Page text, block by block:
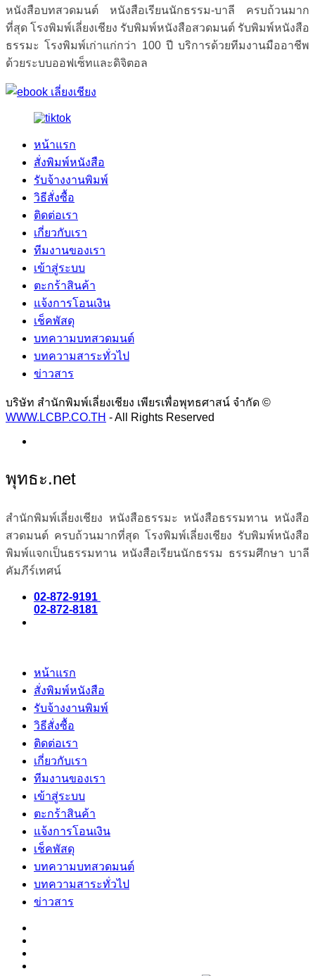
หนังสือบทสวดมนต์ หนังสือเรียนนักธรรม-บาลี ครบถ้วนมาก
ที่สุด โรงพิมพ์เลี่ยงเชียง รับพิมพ์หนังสือสวดมนต์ รับพิมพ์หนังสือ
ธรรมะ โรงพิมพ์เก่าแก่กว่า 100 ปี บริการด้วยทีมงานมืออาชีพ
ด้วยระบบออฟเซ็ทและดิจิตอล
หน้าแรก
สั่งพิมพ์หนังสือ
รับจ้างงานพิมพ์
วิธีสั่งซื้อ
ติดต่อเรา
เกี่ยวกับเรา
ทีมงานของเรา
เข้าสู่ระบบ
ตะกร้าสินค้า
แจ้งการโอนเงิน
เช็คพัสดุ
บทความบทสวดมนต์
บทความสาระทั่วไป
ข่าวสาร
บริษัท สำนักพิมพ์เลี่ยงเชียง เพียรเพื่อพุทธศาสน์ จำกัด ©
WWW.LCBP.CO.TH - All Rights Reserved
พุทธะ.net
สำนักพิมพ์เลี่ยงเชียง หนังสือธรรมะ หนังสือธรรมทาน หนังสือ
สวดมนต์ ครบถ้วนมากที่สุด โรงพิมพ์เลี่ยงเชียง รับพิมพ์หนังสือ
พิมพ์แจกเป็นธรรมทาน หนังสือเรียนนักธรรม ธรรมศึกษา บาลี
คัมภีร์เทศน์
02-872-9191
02-872-8181
หน้าแรก
สั่งพิมพ์หนังสือ
รับจ้างงานพิมพ์
วิธีสั่งซื้อ
ติดต่อเรา
เกี่ยวกับเรา
ทีมงานของเรา
เข้าสู่ระบบ
ตะกร้าสินค้า
แจ้งการโอนเงิน
เช็คพัสดุ
บทความบทสวดมนต์
บทความสาระทั่วไป
ข่าวสาร